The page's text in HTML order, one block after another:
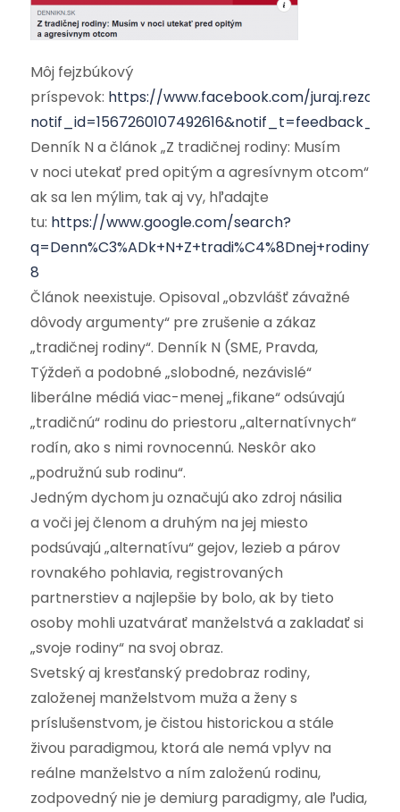
Môj fejzbúkový
príspevok: https://www.facebook.com/juraj.rezo.5/
Denník N a článok „Z tradičnej rodiny: Musím
v noci utekať pred opitým a agresívnym otcom“
ak sa len mýlim, tak aj vy, hľadajte
tu: https://www.google.com/search?
8
Článok neexistuje. Opisoval „obzvlášť závažné
dôvody argumenty“ pre zrušenie a zákaz
„tradičnej rodiny“. Denník N (SME, Pravda,
Týždeň a podobné „slobodné, nezávislé“
liberálne médiá viac-menej „fikane“ odsúvajú
„tradičnú“ rodinu do priestoru „alternatívnych“
rodín, ako s nimi rovnocennú. Neskôr ako
„podružnú sub rodinu“.
Jedným dychom ju označujú ako zdroj násilia
a voči jej členom a druhým na jej miesto
podsúvajú „alternatívu“ gejov, lezieb a párov
rovnakého pohlavia, registrovaných
partnerstiev a najlepšie by bolo, ak by tieto
osoby mohli uzatvárať manželstvá a zakladať si
„svoje rodiny“ na svoj obraz.
Svetský aj kresťanský predobraz rodiny,
založenej manželstvom muža a ženy s
príslušenstvom, je čistou historickou a stále
živou paradigmou, ktorá ale nemá vplyv na
reálne manželstvo a ním založenú rodinu,
zodpovedný nie je demiurg paradigmy, ale ľudia,